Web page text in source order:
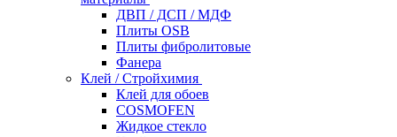
ДВП / ДСП / МДФ
Плиты OSB
Плиты фибролитовые
Фанера
Клей / Стройхимия
Клей для обоев
COSMOFEN
Жидкое стекло